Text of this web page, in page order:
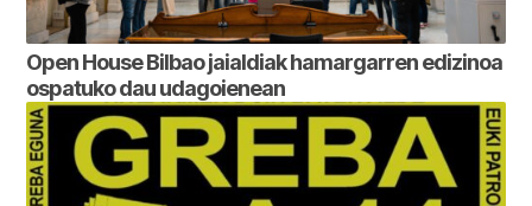
Open House Bilbao jaialdiak hamargarren edizinoa
ospatuko dau udagoienean